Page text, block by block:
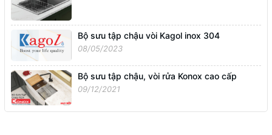
Bộ sưu tập chậu vòi Kagol inox 304
08/05/2023
Bộ sưu tập chậu, vòi rửa Konox cao cấp
09/12/2021